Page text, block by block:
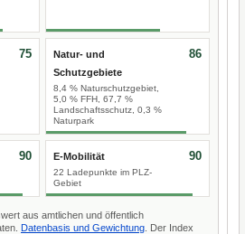
75
Natur- und
Schutzgebiete
8,4 % Naturschutzgebiet,
5,0 % FFH, 67,7 %
Landschaftsschutz, 0,3 %
Naturpark
86
90 E-Mobilität
22 Ladepunkte im PLZ-
Gebiet
90
aus amtlichen und öffentlich
Datenbasis und Gewichtung . Der Index